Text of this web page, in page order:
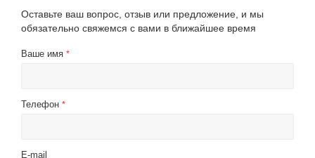
Оставьте ваш вопрос, отзыв или предложение, и мы
обязательно свяжемся с вами в ближайшее время
Ваше имя *
Телефон *
E-mail